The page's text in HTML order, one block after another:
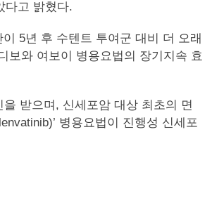
다고 밝혔다.
5년 후 수텐트 투여군 대비 더 오래
보와 여보이 병용요법의 장기지속 효
받으며, 신세포암 대상 최초의 면
병용요법이 진행성 신세포